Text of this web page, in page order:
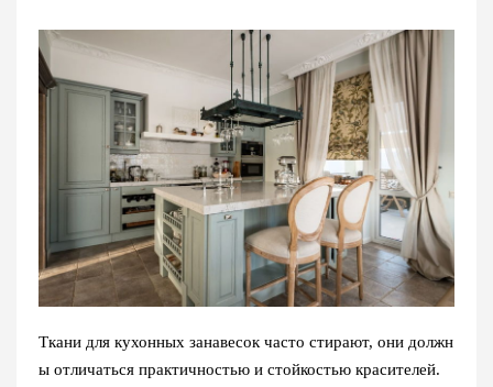
Ткани для кухонных занавесок часто стирают, они должн
ы отличаться практичностью и стойкостью красителей.